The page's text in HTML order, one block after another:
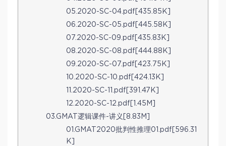
05.2020-SC-04.pdf[435.85K]
06.2020-SC-05.pdf[445.58K]
07.2020-SC-09.pdf[435.83K]
08.2020-SC-08.pdf[444.88K]
09.2020-SC-07.pdf[423.75K]
10.2020-SC-10.pdf[424.13K]
11.2020-SC-11.pdf[391.47K]
12.2020-SC-12.pdf[1.45M]
03.GMAT逻辑课件-讲义[8.83M]
01.GMAT2020批判性推理01.pdf[596.31
K]